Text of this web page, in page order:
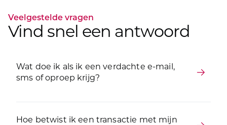
Veelgestelde vragen
Vind snel een antwoord
Wat doe ik als ik een verdachte e-mail,
sms of oproep krijg?
Hoe betwist ik een transactie met mijn